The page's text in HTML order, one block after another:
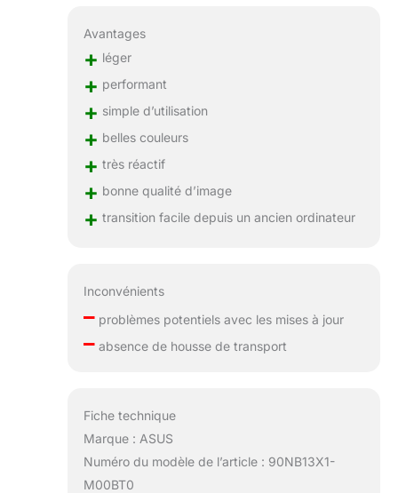
Avantages
+ léger
+ performant
+ simple d’utilisation
+ belles couleurs
+ très réactif
+ bonne qualité d’image
+ transition facile depuis un ancien ordinateur
Inconvénients
–problèmes potentiels avec les mises à jour
–absence de housse de transport
Fiche technique
Marque : ASUS
Numéro du modèle de l’article : 90NB13X1-
M00BT0